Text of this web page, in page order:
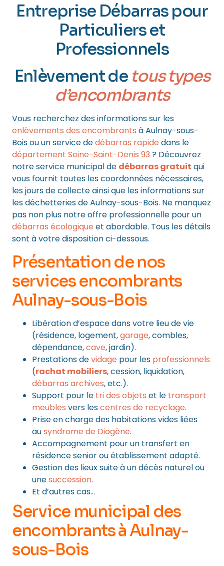
Entreprise Débarras pour
Particuliers et
Professionnels
Enlèvement de tous types
d’encombrants
Vous recherchez des informations sur les
enlèvements des encombrants à Aulnay-sous-
Bois ou un service dedébarras rapide dans le
département Seine-Saint-Denis 93 ? Découvrez
notre service municipal de débarras gratuit qui
vous fournit toutes les coordonnées nécessaires,
les jours de collecte ainsi que les informations sur
les déchetteries de Aulnay-sous-Bois. Ne manquez
pas non plus notre offre professionnelle pour un
débarras écologique et abordable. Tous les détails
sont à votre disposition ci-dessous.
Présentation de nos
services encombrants
Aulnay-sous-Bois
Libération d’espace dans votre lieu de vie
(résidence, logement,garage, combles,
dépendance,cave, jardin).
Prestations devidage pour les professionnels
(rachat mobiliers, cession, liquidation,
débarras archives, etc.).
Support pour le tri des objets et le transport
meubles vers lescentres de recyclage.
Prise en charge des habitations vides liées
ausyndrome de Diogène.
Accompagnement pour un transfert en
résidence senior ou établissement adapté.
Gestion des lieux suite à un décès naturel ou
unesuccession.
Et d’autres cas…
Service municipal des
encombrants à Aulnay-
sous-Bois